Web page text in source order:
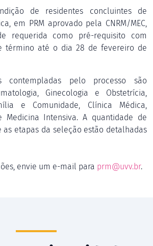
de residentes concluintes de
em PRM aprovado pela CNRM/MEC,
requerida como pré-requisito com
término até o dia 28 de fevereiro de
contempladas pelo processo são
Ginecologia e Obstetrícia,
e Comunidade, Clínica Médica,
Medicina Intensiva. A quantidade de
as etapas da seleção estão detalhadas
envie um e-mail para prm@uvv.br.